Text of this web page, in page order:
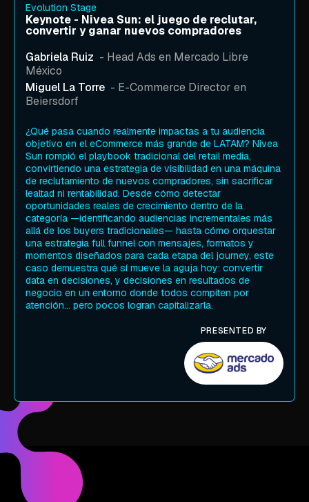
Evolution Stage
Keynote - Nivea Sun: el juego de reclutar,
convertir y ganar nuevos compradores
Gabriela Ruiz - Head Ads en Mercado Libre
México
Miguel La Torre - E-Commerce Director en
Beiersdorf
¿Qué pasa cuando realmente impactas a tu audiencia
objetivo en el eCommerce más grande de LATAM? Nivea
Sun rompió el playbook tradicional del retail media,
convirtiendo una estrategia de visibilidad en una máquina
de reclutamiento de nuevos compradores, sin sacrificar
lealtad ni rentabilidad. Desde cómo detectar
oportunidades reales de crecimiento dentro de la
categoría —identificando audiencias incrementales más
allá de los buyers tradicionales— hasta cómo orquestar
una estrategia full funnel con mensajes, formatos y
momentos diseñados para cada etapa del journey, este
caso demuestra qué sí mueve la aguja hoy: convertir
data en decisiones, y decisiones en resultados de
negocio en un entorno donde todos compiten por
atención… pero pocos logran capitalizarla.
PRESENTED BY